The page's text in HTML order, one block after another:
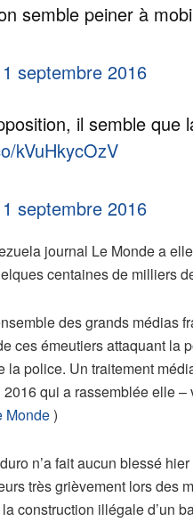
semble peiner à
1 septembre 2016
il semble
kVuHkycOzV
1 septembre 2016
journal Le Monde a
centaines de milliers
des grands
ces émeutiers attaquant la
la police. Un traitement
qui a rassemblée elle
Monde)
n’a fait aucun blessé
très grièvement lors des
construction illégale d’un